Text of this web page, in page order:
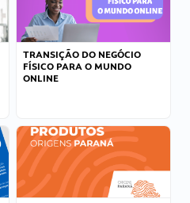
TRANSIÇÃO DO NEGÓCIO
FÍSICO PARA O MUNDO
ONLINE